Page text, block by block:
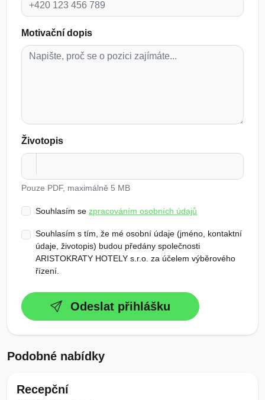
Motivační dopis
Životopis
Pouze PDF, maximálně 5 MB
Souhlasím se zpracováním osobních údajů
Souhlasím s tím, že mé osobní údaje (jméno, kontaktní
údaje, životopis) budou předány společnosti
ARISTOKRATY HOTELY s.r.o. za účelem výběrového
řízení.
Odeslat přihlášku
Podobné nabídky
Recepční